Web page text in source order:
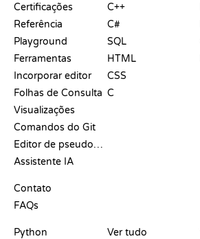
Certificações
Referência
Playground
Ferramentas
Incorporar editor
Folhas de Consulta
Visualizações
Comandos do Git
Editor de pseudocódigo
Assistente IA
Contato
FAQs
C++
C#
SQL
HTML
CSS
C
Python
Ver tudo